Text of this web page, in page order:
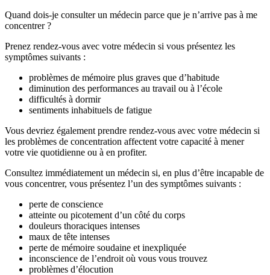
Quand dois-je consulter un médecin parce que je n’arrive pas à me
concentrer ?
Prenez rendez-vous avec votre médecin si vous présentez les
symptômes suivants :
problèmes de mémoire plus graves que d’habitude
diminution des performances au travail ou à l’école
difficultés à dormir
sentiments inhabituels de fatigue
Vous devriez également prendre rendez-vous avec votre médecin si
les problèmes de concentration affectent votre capacité à mener
votre vie quotidienne ou à en profiter.
Consultez immédiatement un médecin si, en plus d’être incapable de
vous concentrer, vous présentez l’un des symptômes suivants :
perte de conscience
atteinte ou picotement d’un côté du corps
douleurs thoraciques intenses
maux de tête intenses
perte de mémoire soudaine et inexpliquée
inconscience de l’endroit où vous vous trouvez
problèmes d’élocution